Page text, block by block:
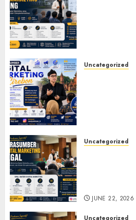
Uncategorized
Uncategorized
JUNE 22, 2026
Uncategorized